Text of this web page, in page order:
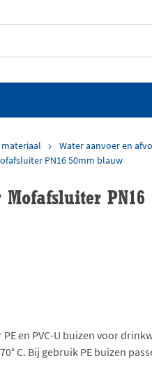
Water aanvoer en
PN16 50mm blauw
PN16
en PVC-U buizen voor
C. Bij gebruik PE buizen